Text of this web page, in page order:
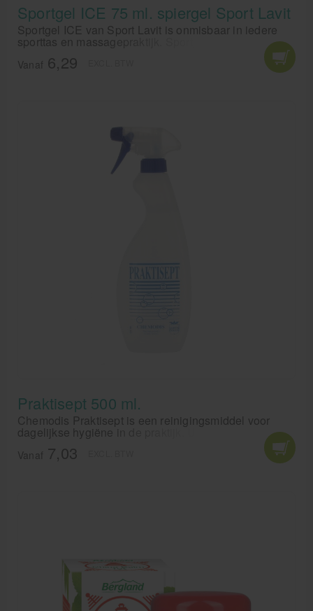
Sportgel ICE 75 ml. spiergel Sport Lavit
Sportgel ICE van Sport Lavit is onmisbaar in iedere
sporttas en massagepraktijk. Sportgel ICE van Sport
Lavit is hét middel bij spierpijn en krampen.
Vanaf 6,29
Praktisept 500 ml.
Chemodis Praktisept is een reinigingsmiddel voor
dagelijkse hygiëne in de praktijk. Uitermate geschikt
voor reiniging van behandeltafels en massagebanken.
Vanaf 7,03